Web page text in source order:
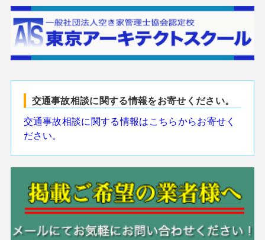
交通事故相談に関する情報をお寄せください。
交通事故相談に関する情報はこちらからお寄せく
ださい。